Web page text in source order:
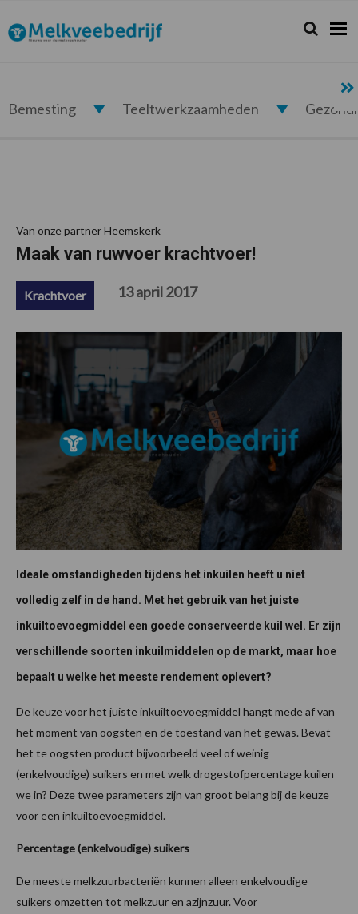
de
hoofdnavigatie
de
hoofd
de
eerste
de
voettekst
Melkveebedrijf.nl Zoeken...
Zoek
Bemesting Teeltwerkzaamheden
Van onze partner Heemskerk
Maak van ruwvoer krachtvoer!
Krachtvoer 13 april 2017
Ideale omstandigheden tijdens het inkuilen heeft u niet
volledig zelf in de hand. Met het gebruik van het juiste
inkuiltoevoegmiddel een goede conserveerde kuil wel. Er zijn
verschillende soorten inkuilmiddelen op de markt, maar hoe
bepaalt u welke het meeste rendement oplevert?
De keuze voor het juiste inkuiltoevoegmiddel hangt mede af van
het moment van oogsten en de toestand van het gewas. Bevat
het te oogsten product bijvoorbeeld veel of weinig
(enkelvoudige) suikers en met welk drogestofpercentage kuilen
we in? Deze twee parameters zijn van groot belang bij de keuze
voor een inkuiltoevoegmiddel.
Percentage (enkelvoudige) suikers
De meeste melkzuurbacteriën kunnen alleen enkelvoudige
suikers omzetten tot melkzuur en azijnzuur. Voor